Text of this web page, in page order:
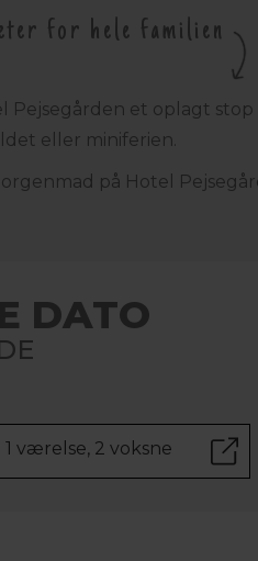
for hele familien
Pejsegården et oplagt
eller miniferien.
på Hotel
DATO
1 værelse, 2 voksne